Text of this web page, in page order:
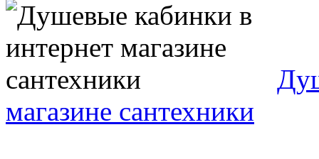
магазине сантехники